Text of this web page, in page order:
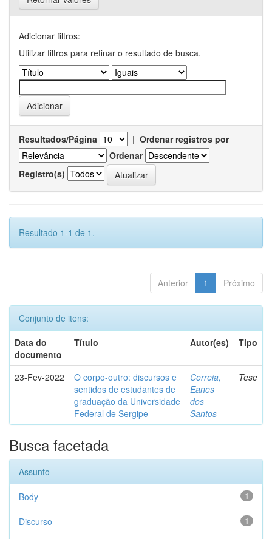
Adicionar filtros:
Utilizar filtros para refinar o resultado de busca.
Resultados/Página | Ordenar registros por
Ordenar
Registro(s)
Resultado 1-1 de 1.
Anterior 1 Próximo
Conjunto de itens:
Data do
documento
Título Autor(es) Tipo
23-Fev-2022
O corpo-outro: discursos e
sentidos de estudantes de
graduação da Universidade
Federal de Sergipe
Correia,
Eanes
dos
Santos
Tese
Busca facetada
Assunto
1
Body
1
Discurso